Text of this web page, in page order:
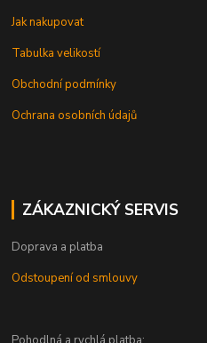
Jak nakupovat
Tabulka velikostí
Obchodní podmínky
Ochrana osobních údajů
ZÁKAZNICKÝ SERVIS
Doprava a platba
Odstoupení od smlouvy